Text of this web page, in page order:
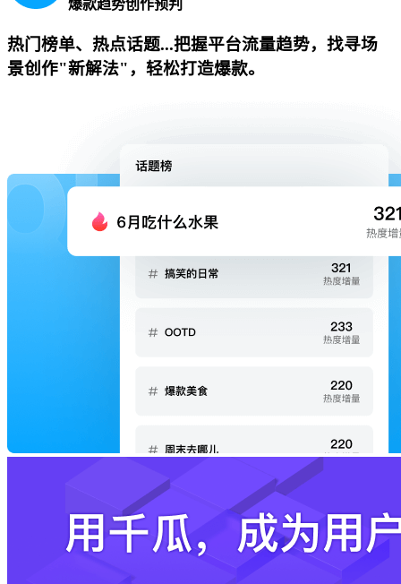
爆款趋势创作预判
热门榜单、热点话题...把握平台流量趋势，找寻场
景创作"新解法"，轻松打造爆款。